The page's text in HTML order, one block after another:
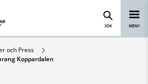
SÖK MENY
och Press
Koppardalen